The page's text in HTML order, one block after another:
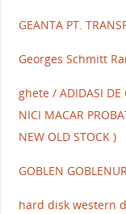
GEANTA PT.
Georges Schmitt
ghete / ADIDASI DE
NICI MACAR
NEW OLD STOCK )
GOBLEN
hard disk western